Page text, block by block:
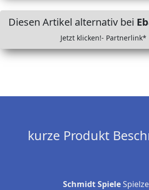
Diesen Artikel alternativ bei
Jetzt klicken!- Partnerlink*
kurze Produkt
Schmidt Spiele